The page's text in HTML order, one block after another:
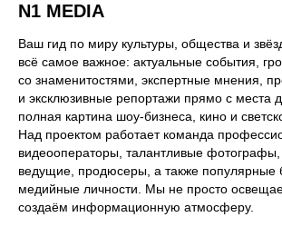
N1 MEDIA
Ваш гид по миру культуры, общества и
всё самое важное: актуальные события,
со знаменитостями, экспертные мнения,
и эксклюзивные репортажи прямо с места
полная картина шоу-бизнеса, кино и
Над проектом работает команда
видеооператоры, талантливые фотографы,
ведущие, продюсеры, а также популярные
медийные личности. Мы не просто
создаём информационную атмосферу.